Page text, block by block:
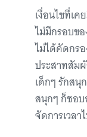
เงื่อนไขที่เค
ไม่มีกรอบข
ไม่ได้คัดกร
ประสาทสัม
เด็กๆ รักสนุ
สนุกๆ ก็ชอบ
จัดการเวลา